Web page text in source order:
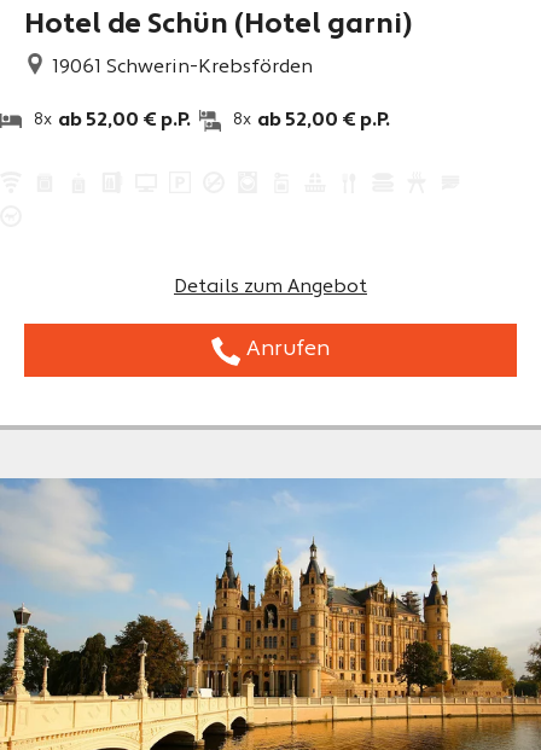
Hotel de Schün (Hotel garni)
19061 Schwerin-Krebsförden
8x ab 52,00 € p.P. 8x ab 52,00 € p.P.
Details zum Angebot
Anrufen